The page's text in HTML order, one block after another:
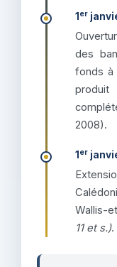
1 er
des
fonds à
2008).
1 er
Wallis-
11 et s.).